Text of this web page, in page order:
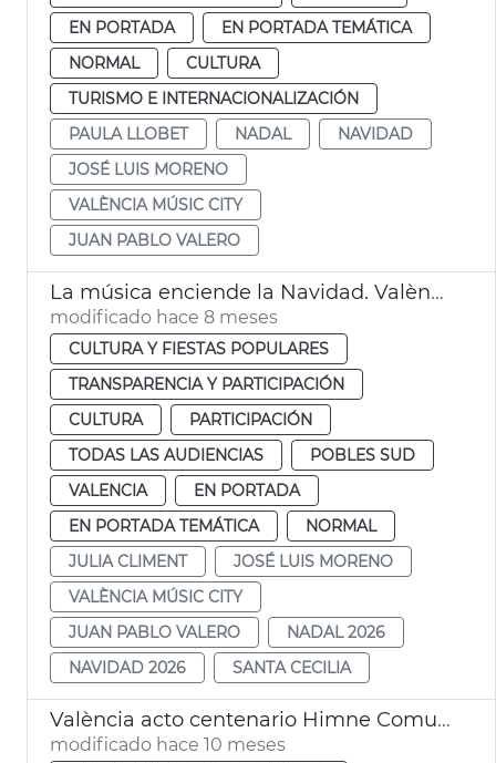
EN PORTADA
EN PORTADA TEMÁTICA
NORMAL
CULTURA
TURISMO E INTERNACIONALIZACIÓN
PAULA LLOBET
NADAL
NAVIDAD
JOSÉ LUIS MORENO
VALÈNCIA MÚSIC CITY
JUAN PABLO VALERO
La música enciende la Navidad. València
modificado hace 8 meses
CULTURA Y FIESTAS POPULARES
TRANSPARENCIA Y PARTICIPACIÓN
CULTURA
PARTICIPACIÓN
TODAS LAS AUDIENCIAS
POBLES SUD
VALENCIA
EN PORTADA
EN PORTADA TEMÁTICA
NORMAL
JULIA CLIMENT
JOSÉ LUIS MORENO
VALÈNCIA MÚSIC CITY
JUAN PABLO VALERO
NADAL 2026
NAVIDAD 2026
SANTA CECILIA
València acto centenario Himne Comunitat
modificado hace 10 meses